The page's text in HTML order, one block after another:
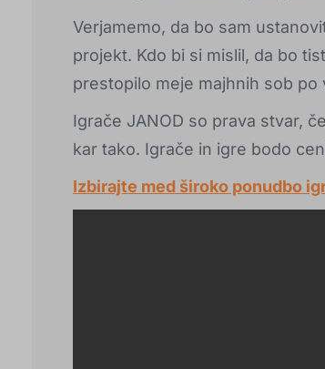
Verjamemo, da bo sam
projekt. Kdo bi si mislil, da bo
prestopilo meje majhnih sob po
Igrače JANOD so prava stvar,
kar tako. Igrače in igre bodo
Izbirajte med široko ponudbo